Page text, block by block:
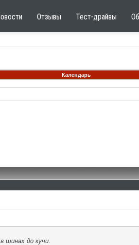
Отзывы Тест-драйвы
Календарь
шинах до кучи.